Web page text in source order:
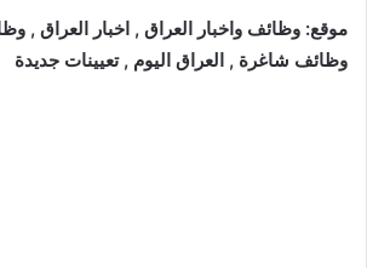
موقع: وظائف واخبار العراق , اخبار العراق ,
وظائف شاغرة , العراق اليوم , تعيينات جديدة